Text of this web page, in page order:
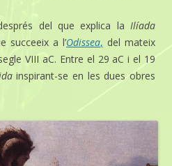
del que explica la Ilíada
succeeix a l’Odissea, del mateix
VIII aC. Entre el 29 aC i el 19
inspirant-se en les dues obres